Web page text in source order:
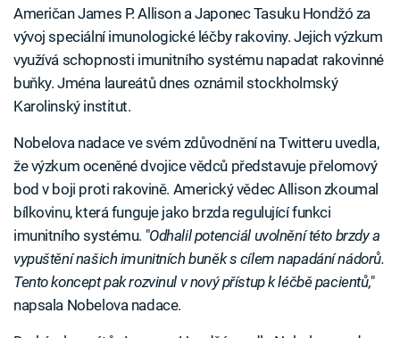
Američan James P. Allison a Japonec Tasuku Hondžó za
vývoj speciální imunologické léčby rakoviny. Jejich výzkum
využívá schopnosti imunitního systému napadat rakovinné
buňky. Jména laureátů dnes oznámil stockholmský
Karolinský institut.
Nobelova nadace ve svém zdůvodnění na Twitteru uvedla,
že výzkum oceněné dvojice vědců představuje přelomový
bod v boji proti rakovině. Americký vědec Allison zkoumal
bílkovinu, která funguje jako brzda regulující funkci
imunitního systému. "Odhalil potenciál uvolnění této brzdy a
vypuštění našich imunitních buněk s cílem napadání nádorů.
Tento koncept pak rozvinul v nový přístup k léčbě pacientů,"
napsala Nobelova nadace.